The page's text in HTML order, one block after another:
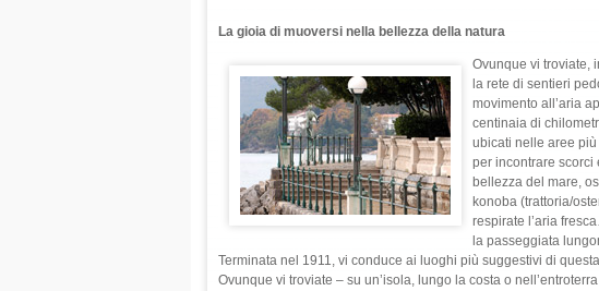
La gioia di muoversi nella bellezza della natura
Ovunque vi troviate,
la rete di sentieri
movimento all’aria
centinaia di
ubicati nelle aree
per incontrare scorci
bellezza del mare,
konoba (trattoria/
respirate l’aria
la passeggiata
Terminata nel 1911, vi conduce ai luoghi più suggestivi di
Ovunque vi troviate – su un’isola, lungo la costa o